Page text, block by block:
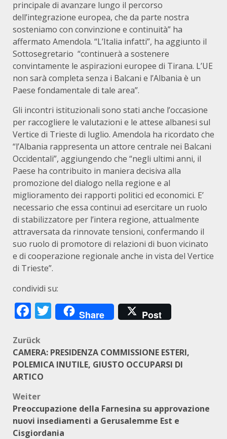
principale di avanzare lungo il percorso
dell’integrazione europea, che da parte nostra
sosteniamo con convinzione e continuità” ha
affermato Amendola. “L’Italia infatti”, ha aggiunto il
Sottosegretario “continuerà a sostenere
convintamente le aspirazioni europee di Tirana. L’UE
non sarà completa senza i Balcani e l’Albania è un
Paese fondamentale di tale area”.
Gli incontri istituzionali sono stati anche l’occasione
per raccogliere le valutazioni e le attese albanesi sul
Vertice di Trieste di luglio. Amendola ha ricordato che
“l’Albania rappresenta un attore centrale nei Balcani
Occidentali”, aggiungendo che “negli ultimi anni, il
Paese ha contribuito in maniera decisiva alla
promozione del dialogo nella regione e al
miglioramento dei rapporti politici ed economici. E’
necessario che essa continui ad esercitare un ruolo
di stabilizzatore per l’intera regione, attualmente
attraversata da rinnovate tensioni, confermando il
suo ruolo di promotore di relazioni di buon vicinato
e di cooperazione regionale anche in vista del Vertice
di Trieste”.
condividi su:
Facebook
Twitter
Share Post
Beitragsnavigation
Zurück
CAMERA: PRESIDENZA COMMISSIONE ESTERI,
POLEMICA INUTILE, GIUSTO OCCUPARSI DI
ARTICO
Weiter
Preoccupazione della Farnesina su approvazione
nuovi insediamenti a Gerusalemme Est e
Cisgiordania